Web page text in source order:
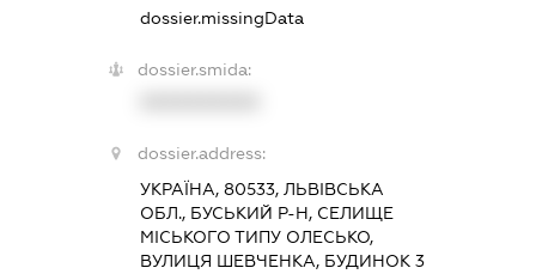
dossier.missingData
dossier.smida:
dossier.address:
УКРАЇНА, 80533, ЛЬВІВСЬКА
ОБЛ., БУСЬКИЙ Р-Н, СЕЛИЩЕ
МІСЬКОГО ТИПУ ОЛЕСЬКО,
ВУЛИЦЯ ШЕВЧЕНКА, БУДИНОК 3